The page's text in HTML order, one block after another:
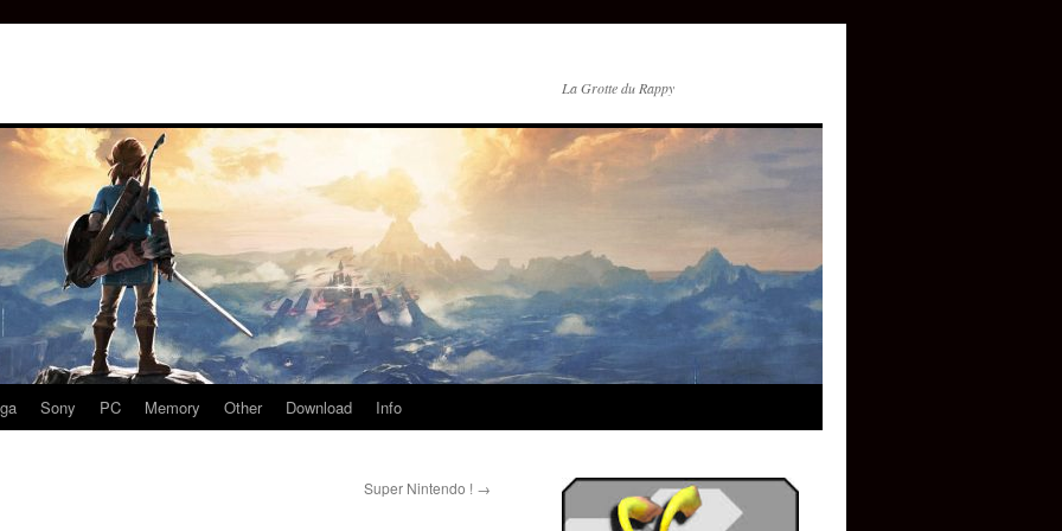
La Grotte du Rappy
Sony PC Memory Other Download Info
Super Nintendo ! →